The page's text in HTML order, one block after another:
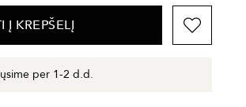
Į KREPŠELĮ
per 1-2 d.d.